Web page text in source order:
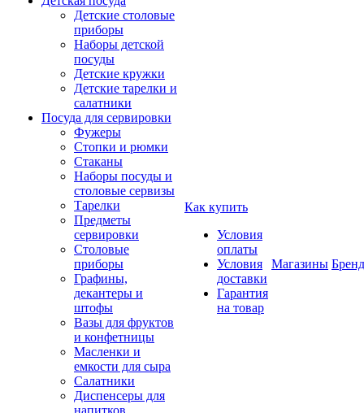
Детские столовые
приборы
Наборы детской
посуды
Детские кружки
Детские тарелки и
салатники
Посуда для сервировки
Фужеры
Стопки и рюмки
Стаканы
Наборы посуды и
столовые сервизы
Тарелки
Предметы
сервировки
Столовые
приборы
Графины,
декантеры и
штофы
Вазы для фруктов
и конфетницы
Масленки и
емкости для сыра
Салатники
Диспенсеры для
напитков
Как купить
Условия
оплаты
Условия
доставки
Гарантия
на товар
Магазины